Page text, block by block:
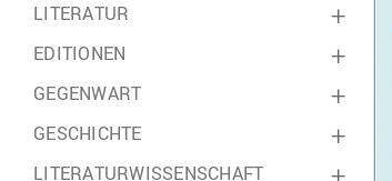
+
LITERATUR
+
EDITIONEN
+
GEGENWART
+
GESCHICHTE
LITERATURWISSENSCHAFT